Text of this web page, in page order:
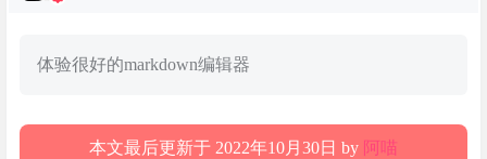
体验很好的markdown编辑器
本文最后更新于 2022年10月30日 by 阿喵